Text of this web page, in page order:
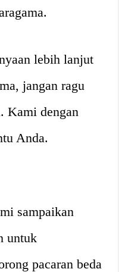
lebih lanjut
jangan ragu
Kami dengan
Anda.
sampaikan
untuk
pacaran beda